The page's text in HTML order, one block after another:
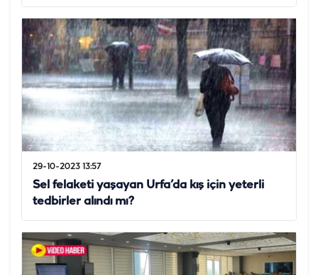
29-10-2023 13:57
Sel felaketi yaşayan Urfa’da kış için yeterli
tedbirler alındı mı?